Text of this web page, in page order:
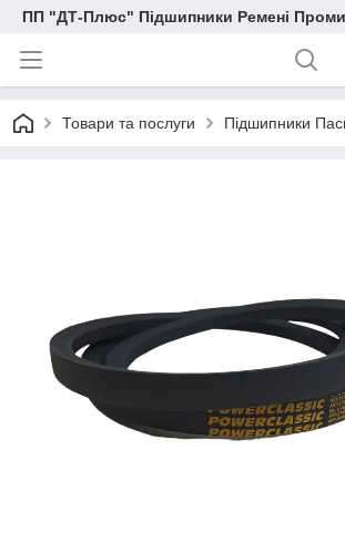
ПП "ДТ-Плюс" Підшипники Ремені
Товари та послуги Підшипники